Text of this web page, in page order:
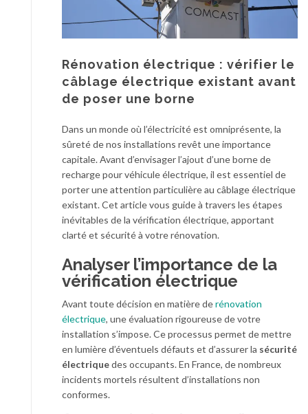
Rénovation électrique : vérifier le
câblage électrique existant avant
de poser une borne
Dans un monde où l’électricité est omniprésente, la
sûreté de nos installations revêt une importance
capitale. Avant d’envisager l’ajout d’une borne de
recharge pour véhicule électrique, il est essentiel de
porter une attention particulière au câblage électrique
existant. Cet article vous guide à travers les étapes
inévitables de la vérification électrique, apportant
clarté et sécurité à votre rénovation.
Analyser l’importance de la
vérification électrique
Avant toute décision en matière derénovation
électrique, une évaluation rigoureuse de votre
installation s’impose. Ce processus permet de mettre
en lumière d’éventuels défauts et d’assurer la sécurité
électriquedes occupants. En France, de nombreux
incidents mortels résultent d’installations non
conformes.